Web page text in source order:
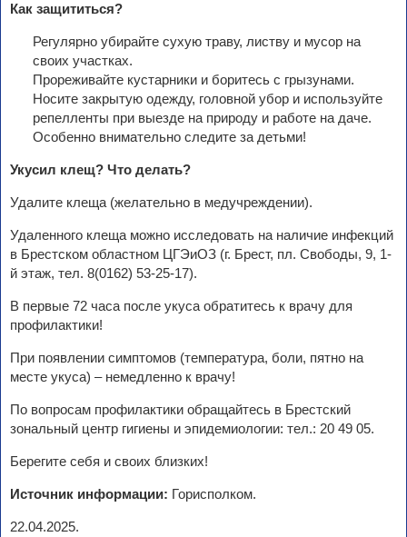
Как защититься?
Регулярно убирайте сухую траву, листву и мусор на
своих участках.
Прореживайте кустарники и боритесь с грызунами.
Носите закрытую одежду, головной убор и используйте
репелленты при выезде на природу и работе на даче.
Особенно внимательно следите за детьми!
Укусил клещ? Что делать?
Удалите клеща (желательно в медучреждении).
Удаленного клеща можно исследовать на наличие инфекций
в Брестском областном ЦГЭиОЗ (г. Брест, пл. Свободы, 9, 1-
й этаж, тел. 8(0162) 53-25-17).
В первые 72 часа после укуса обратитесь к врачу для
профилактики!
При появлении симптомов (температура, боли, пятно на
месте укуса) – немедленно к врачу!
По вопросам профилактики обращайтесь в Брестский
зональный центр гигиены и эпидемиологии: тел.: 20 49 05.
Берегите себя и своих близких!
Источник информации: Горисполком.
22.04.2025.